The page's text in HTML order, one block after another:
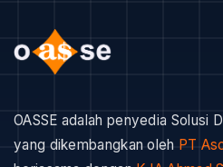
OASSE adalah penyedia Solusi
yang dikembangkan oleh PT